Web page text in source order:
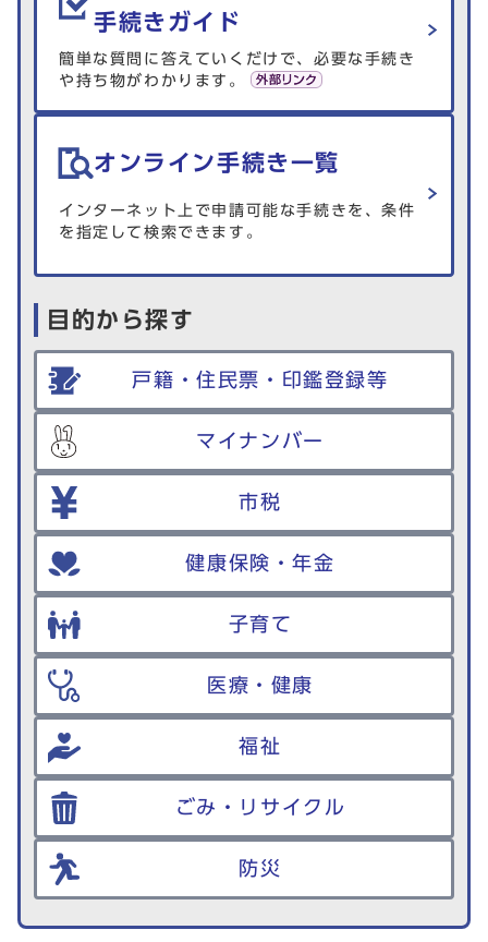
手続きガイド
簡単な質問に答えていくだけで、必要な手続き
や持ち物がわかります。
オンライン手続き一覧
インターネット上で申請可能な手続きを、条件
を指定して検索できます。
目的から探す
戸籍・住民票・印鑑登録等
マイナンバー
市税
健康保険・年金
子育て
医療・健康
福祉
ごみ・リサイクル
防災